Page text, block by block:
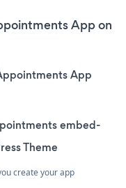
App on
App
embed-
Theme
create your app